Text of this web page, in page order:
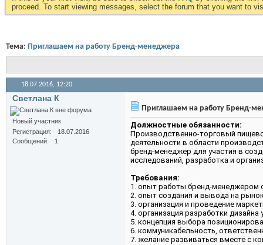
proceed. To start viewing messages, select the forum that you want to
Тема: Приглашаем на работу Бренд-менеджера
18.07.2016, 12:20
Светлана К
Новый участник
Регистрация
18.07.2016
Сообщений
1
Приглашаем на работу Бренд-
Должностные обязанности:
Производственно-торговый
деятельности в области
бренд-менеджер для участия в
исследований, разработка и
Требования:
1. опыт работы бренд-менеджером
2. опыт создания и вывода на
3. организация и проведение
4. организация разработки дизайна
5. концепция выбора
6. коммуникабельность,
7. желание развиваться вместе с